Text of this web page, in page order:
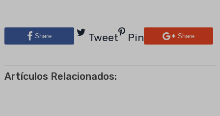
Share Tweet Pin Share
Artículos Relacionados: